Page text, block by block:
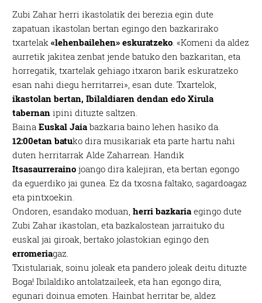
Zubi Zahar herri ikastolatik dei berezia egin dute
zapatuan ikastolan bertan egingo den bazkarirako
txartelak«lehenbailehen» eskuratzeko. «Komeni da aldez
aurretik jakitea zenbat jende batuko den bazkaritan, eta
horregatik, txartelak gehiago itxaron barik eskuratzeko
esan nahi diegu herritarrei», esan dute. Txartelok,
ikastolan bertan, Ibilaldiaren dendan edo Xirula
tabernan ipini dituzte saltzen.
BainaEuskal Jaia bazkaria baino lehen hasiko da.
12:00etan batuko dira musikariak eta parte hartu nahi
duten herritarrak Alde Zaharrean. Handik
Itsasaurreraino joango dira kalejiran, eta bertan egongo
da eguerdiko jai gunea. Ez da txosna faltako, sagardoagaz
eta pintxoekin.
Ondoren, esandako moduan,herri bazkaria egingo dute
Zubi Zahar ikastolan, eta bazkalostean jarraituko du
euskal jai giroak, bertako jolastokian egingo den
erromeriagaz.
Txistulariak, soinu joleak eta pandero joleak deitu dituzte
Boga! Ibilaldiko antolatzaileek, eta han egongo dira,
egunari doinua emoten. Hainbat herritar be, aldez